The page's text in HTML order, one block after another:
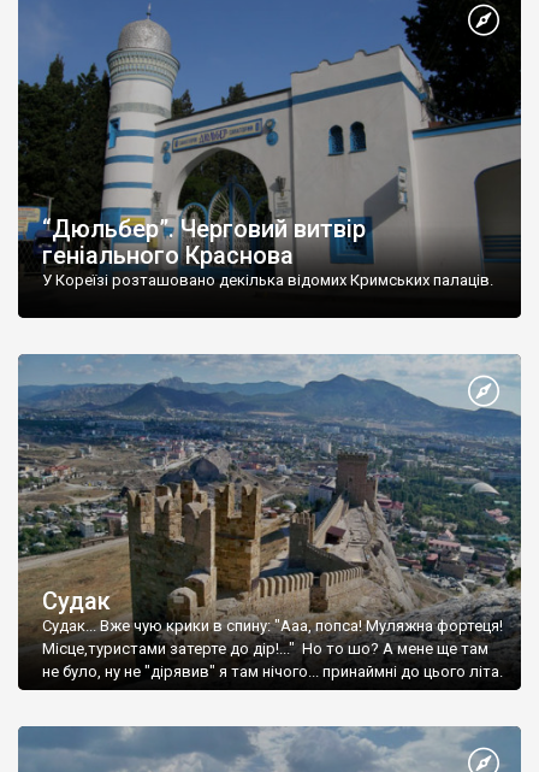
“Дюльбер”. Черговий витвір
геніального Краснова
У Кореїзі розташовано декілька відомих Кримських палаців.
Судак
Судак... Вже чую крики в спину: "Ааа, попса! Муляжна фортеця!
Місце,туристами затерте до дір!..." Но то шо? А мене ще там
не було, ну не "дірявив" я там нічого... принаймні до цього літа.